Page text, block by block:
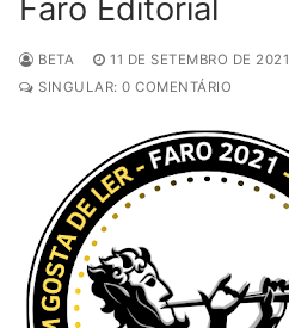
Faro Editorial
BETA 11 DE SETEMBRO DE 2021
SINGULAR: 0 COMENTÁRIO